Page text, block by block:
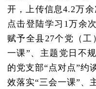
开，上传信息4.2万
点击登陆学习1万余
赋予全县27个党（工
一课”、主题党日不
的党支部“点对点”约
效落实“三会一课”、